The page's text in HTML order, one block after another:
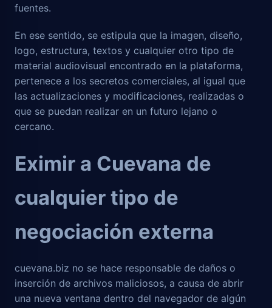
fuentes.
En ese sentido, se estipula que la imagen, diseño,
logo, estructura, textos y cualquier otro tipo de
material audiovisual encontrado en la plataforma,
pertenece a los secretos comerciales, al igual que
las actualizaciones y modificaciones, realizadas o
que se puedan realizar en un futuro lejano o
cercano.
Eximir a Cuevana de
cualquier tipo de
negociación externa
cuevana.biz no se hace responsable de daños o
inserción de archivos maliciosos, a causa de abrir
una nueva ventana dentro del navegador de algún